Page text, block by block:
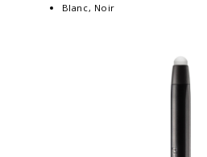
Blanc, Noir